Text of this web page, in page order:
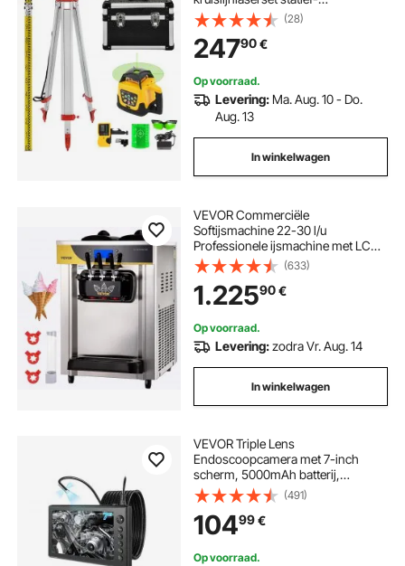
nivelleringsstaf
(28)
24790€
Op voorraad.
Levering: Ma. Aug. 10 - Do.
Aug. 13
In winkelwagen
VEVOR Commerciële
Softijsmachine 22-30 l/u
Professionele ijsmachine met LCD-
display, 3 smaken, tafelmodel voor
catering en bedrijven
(633)
1.22590€
Op voorraad.
Levering:zodra Vr. Aug. 14
In winkelwagen
VEVOR Triple Lens
Endoscoopcamera met 7-inch
scherm, 5000mAh batterij,
inspectiecamera met 5m/3m kabel,
gesplitst scherm, 8x zoom, 180°
beeldrotatie, IP67 waterdicht,
industriële endoscoop met LED
voor auto-inspectie van leidingen.
(491)
10499€
Op voorraad.